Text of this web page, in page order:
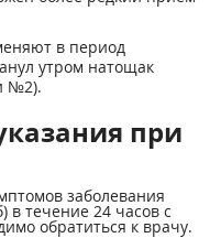
в период
утром натощак
№2).
при
заболевания
в течение 24 часов с
обратиться к врачу.